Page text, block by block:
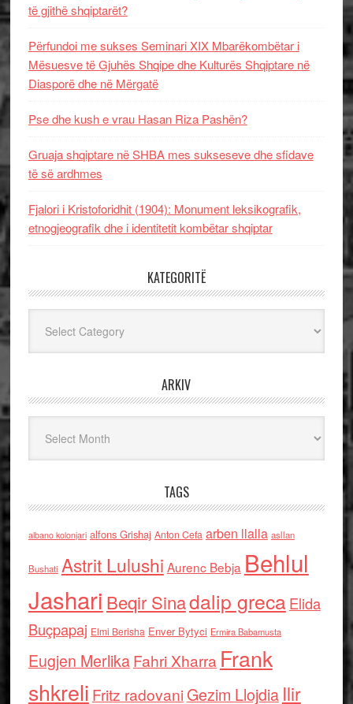
të gjithë shqiptarët?
Përfundoi me sukses Seminari XIX Mbarëkombëtar i
Mësuesve të Gjuhës Shqipe dhe Kulturës Shqiptare në
Diasporë dhe në Mërgatë
Pse dhe kush e vrau Hasan Riza Pashën?
Gruaja shqiptare në SHBA mes sukseseve dhe sfidave
të së ardhmes
Fjalori i Kristoforidhit (1904): Monument leksikografik,
etnogjeografik dhe i identitetit kombëtar shqiptar
KATEGORITË
ARKIV
TAGS
albano kolonjari alfons Grishaj Anton Cefa arben llalla asllan
Bushati Astrit Lulushi Aurenc Bebja Behlul
Jashari Beqir Sinadalip grecaElida
Buçpapaj Elmi Berisha Enver Bytyci Ermira Babamusta
Eugjen MerlikaFahri Xharra Frank
shkreli Fritz radovaniGezim Llojdia Ilir